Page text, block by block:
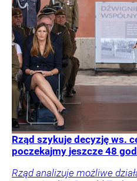
Rząd szykuje decyzję ws.
poczekajmy jeszcze 48
Rząd analizuje możliwe